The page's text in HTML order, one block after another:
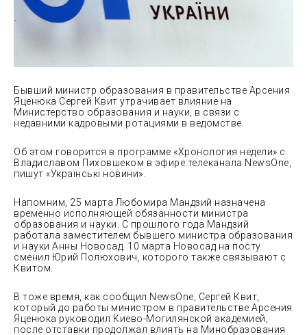
Бывший министр образования в правительстве Арсения
Яценюка Сергей Квит утрачивает влияние на
Министерство образования и науки, в связи с
недавними кадровыми ротациями в ведомстве.
Об этом говорится в программе «Хронология недели» с
Владиславом Пиховшеком в эфире телеканала NewsOne,
пишут «Українські новини».
Напомним, 25 марта Любомира Мандзий назначена
временно исполняющей обязанности министра
образования и науки. С прошлого года Мандзий
работала заместителем бывшего министра образования
и науки Анны Новосад. 10 марта Новосад на посту
сменил Юрий Полюхович, которого также связывают с
Квитом.
В тоже время, как сообщил NewsOne, Сергей Квит,
который до работы министром в правительстве Арсения
Яценюка руководил Киево-Могилянской академией,
после отставки продолжал влиять на Минобразования